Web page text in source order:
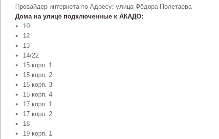
Провайдер интернета по Адресу: улица Фёдора Полетаева
Дома на улице подключенные к АКАДО:
10
12
13
14/22
15 корп. 1
15 корп. 2
15 корп. 3
15 корп. 4
17 корп. 1
17 корп. 2
18
19 корп. 1